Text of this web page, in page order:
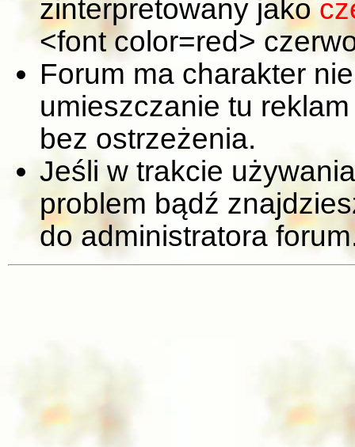
zinterpretowany jako
<font color=red>
Forum ma charakter
umieszczanie tu
bez ostrzeżenia.
Jeśli w trakcie
problem bądź
do administratora